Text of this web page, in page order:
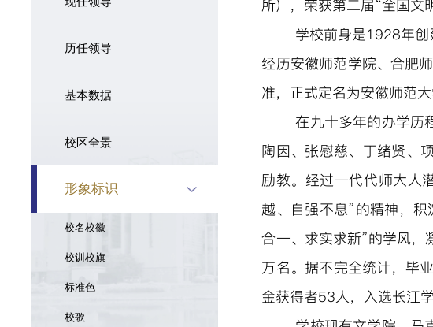
历任领导
基本数据
校区全景
形象标识
校名校徽
校训校旗
标准色
校歌
所），荣获第二届“全国文
学校前身是1928年
经历安徽师范学院、合肥
准，正式定名为安徽师范
在九十多年的办学历
陶因、张慰慈、丁绪贤、
励教。经过一代代师大人
越、自强不息”的精神，
合一、求实求新”的学风，
万名。据不完全统计，毕
金获得者53人，入选长江